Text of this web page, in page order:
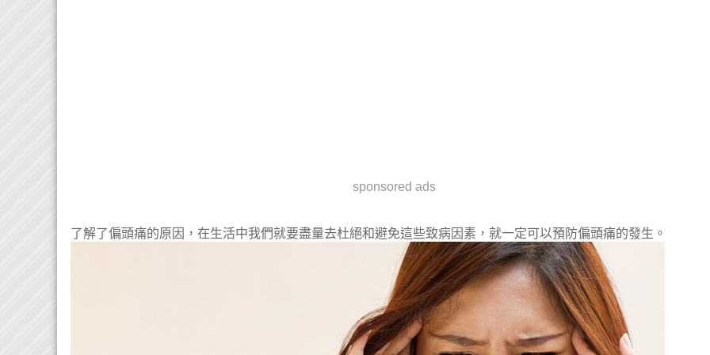
sponsored ads
了解了偏頭痛的原因，在生活中我們就要盡量去杜絕和避免這些致病因素，就一定可以預防偏頭痛的發生。